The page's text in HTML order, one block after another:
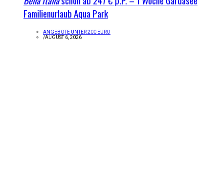
Familienurlaub Aqua Park
ANGEBOTE UNTER 200 EURO
/AUGUST 6, 2026